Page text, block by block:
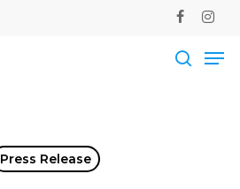
facebook
Press Release
Close